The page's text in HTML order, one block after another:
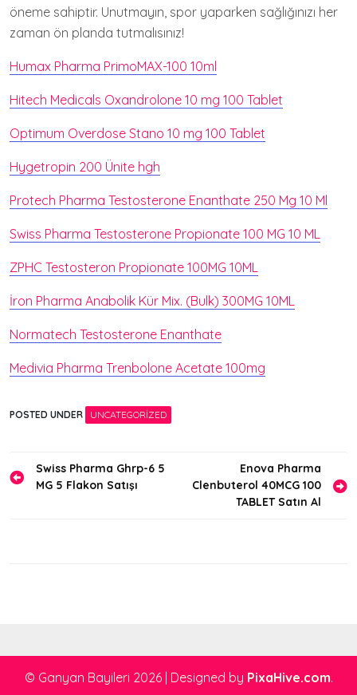
öneme sahiptir. Unutmayın, spor yaparken sağlığınızı her
zaman ön planda tutmalısınız!
Humax Pharma PrimoMAX-100 10ml
Hitech Medicals Oxandrolone 10 mg 100 Tablet
Optimum Overdose Stano 10 mg 100 Tablet
Hygetropin 200 Ünite hgh
Protech Pharma Testosterone Enanthate 250 Mg 10 Ml
Swiss Pharma Testosterone Propionate 100 MG 10 ML
ZPHC Testosteron Propionate 100MG 10ML
İron Pharma Anabolik Kür Mix. (Bulk) 300MG 10ML
Normatech Testosterone Enanthate
Medivia Pharma Trenbolone Acetate 100mg
POSTED UNDER UNCATEGORIZED
Yazı
gezinmesi
Swiss Pharma Ghrp-6 5
MG 5 Flakon Satışı
Enova Pharma
Clenbuterol 40MCG 100
TABLET Satın Al
© Ganyan Bayileri 2026 Designed by PixaHive.com.